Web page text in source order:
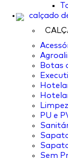
calçado
Botas
PU e
Sem